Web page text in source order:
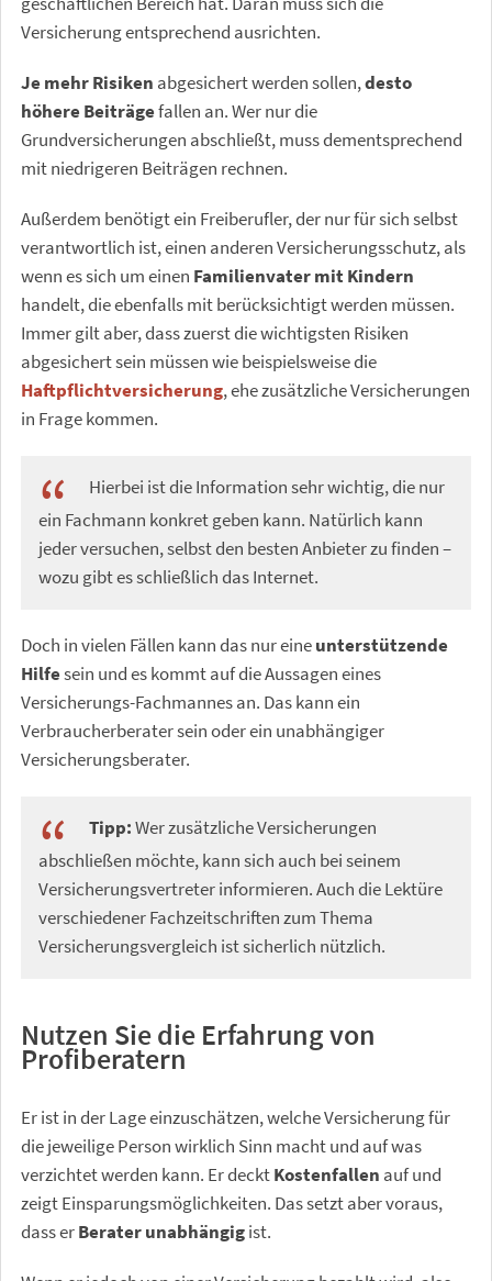
Versicherung entsprechend ausrichten.
Je mehr Risiken abgesichert werden sollen,desto
höhere Beiträgefallen an. Wer nur die
Grundversicherungen abschließt, muss dementsprechend
mit niedrigeren Beiträgen rechnen.
Außerdem benötigt ein Freiberufler, der nur für sich selbst
verantwortlich ist, einen anderen Versicherungsschutz, als
wenn es sich um einen Familienvater mit Kindern
handelt, die ebenfalls mit berücksichtigt werden müssen.
Immer gilt aber, dass zuerst die wichtigsten Risiken
abgesichert sein müssen wie beispielsweise die
Haftpflichtversicherung, ehe zusätzliche Versicherungen
in Frage kommen.
Hierbei ist die Information sehr wichtig, die nur
ein Fachmann konkret geben kann. Natürlich kann
jeder versuchen, selbst den besten Anbieter zu finden –
wozu gibt es schließlich das Internet.
Doch in vielen Fällen kann das nur eineunterstützende
Hilfesein und es kommt auf die Aussagen eines
Versicherungs-Fachmannes an. Das kann ein
Verbraucherberater sein oder ein unabhängiger
Versicherungsberater.
Tipp:Wer zusätzliche Versicherungen
abschließen möchte, kann sich auch bei seinem
Versicherungsvertreter informieren. Auch die Lektüre
verschiedener Fachzeitschriften zum Thema
Versicherungsvergleich ist sicherlich nützlich.
Nutzen Sie die Erfahrung von
Profiberatern
Er ist in der Lage einzuschätzen, welche Versicherung für
die jeweilige Person wirklich Sinn macht und auf was
verzichtet werden kann. Er decktKostenfallen auf und
zeigt Einsparungsmöglichkeiten. Das setzt aber voraus,
dass erBerater unabhängigist.